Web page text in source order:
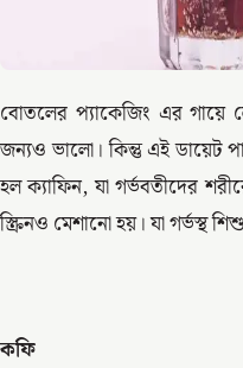
বোতলের প্যাকেজিং এর গায়ে
জন্যও ভালো। কিন্তু এই ডায়েট
হল ক্যাফিন, যা গর্ভবতীদের
স্ক্রিনও মেশানো হয়। যা গর্ভস্থ
কফি